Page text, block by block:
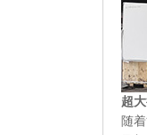
超
随